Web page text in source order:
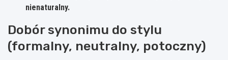
nienaturalny.
Dobór synonimu do stylu
(formalny, neutralny, potoczny)